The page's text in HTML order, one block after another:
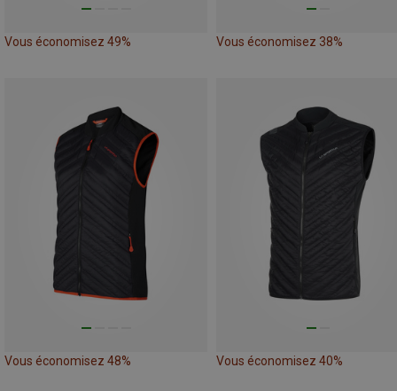
Vous économisez 49% Vous économisez 38%
Vous économisez 48% Vous économisez 40%